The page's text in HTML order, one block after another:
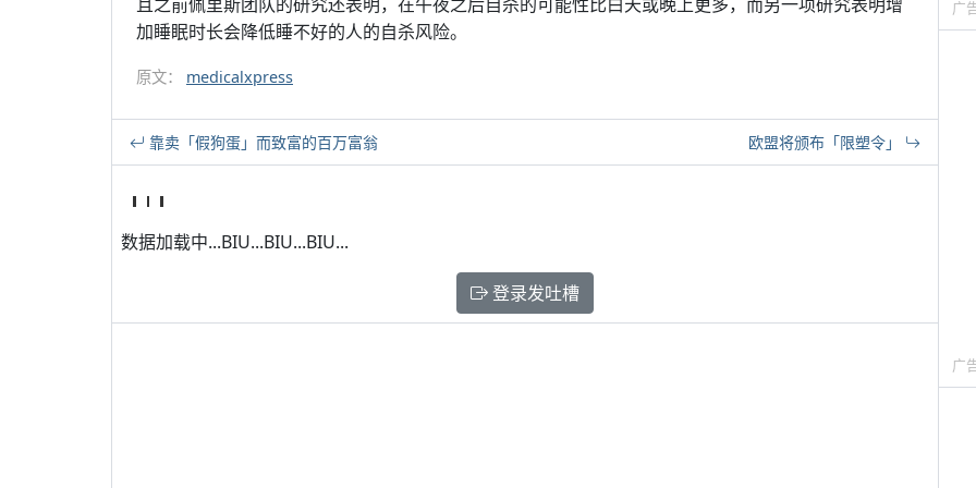
加睡眠时长会降低睡不好的人的自杀风险。
原文： medicalxpress
靠卖「假狗蛋」而致富的百万富翁 欧盟将颁布「限塑令」
数据加载中...BIU...BIU...BIU...
登录发吐槽
广
广